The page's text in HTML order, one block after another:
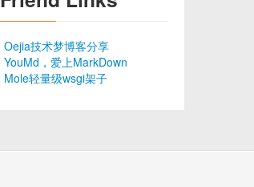
Oejia技术梦博客分享
YouMd，爱上MarkDown
Mole轻量级wsgi架子